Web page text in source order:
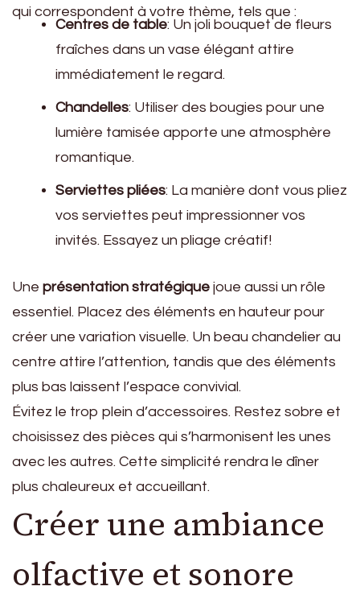
qui correspondent à votre thème, tels que :
Centres de table: Un joli bouquet de fleurs
fraîches dans un vase élégant attire
immédiatement le regard.
Chandelles: Utiliser des bougies pour une
lumière tamisée apporte une atmosphère
romantique.
Serviettes pliées: La manière dont vous pliez
vos serviettes peut impressionner vos
invités. Essayez un pliage créatif!
Une présentation stratégique joue aussi un rôle
essentiel. Placez des éléments en hauteur pour
créer une variation visuelle. Un beau chandelier au
centre attire l’attention, tandis que des éléments
plus bas laissent l’espace convivial.
Évitez le trop plein d’accessoires. Restez sobre et
choisissez des pièces qui s’harmonisent les unes
avec les autres. Cette simplicité rendra le dîner
plus chaleureux et accueillant.
Créer une ambiance
olfactive et sonore